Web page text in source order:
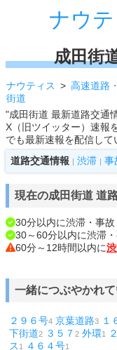
ナウ
成田街
ナウティス 高速道路
街道
"成田街道 最新道路交通
X（旧ツイッター）速報
でも最新速報を配信して
道路交通情報
渋滞 事
現在の成田街道 道
30分以内に渋滞・事
30～60分以内に渋滞
60分～12時間以内に
一緒につぶやかれ
２９６号4 京葉道路3 １
下街道2 ３５７ 2 外環1
ス 1 ４６４号1